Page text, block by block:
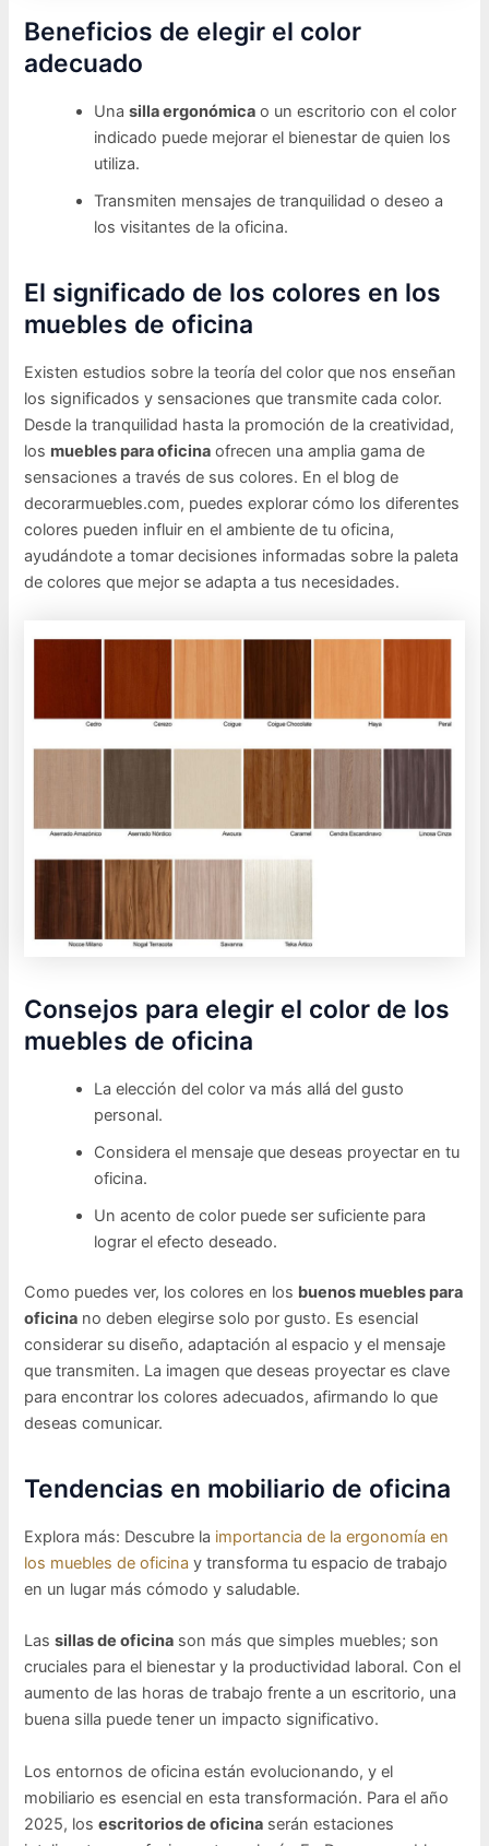
Beneficios de elegir el color
adecuado
Unasilla ergonómica o un escritorio con el color
indicado puede mejorar el bienestar de quien los
utiliza.
Transmiten mensajes de tranquilidad o deseo a
los visitantes de la oficina.
El significado de los colores en los
muebles de oficina
Existen estudios sobre la teoría del color que nos enseñan
los significados y sensaciones que transmite cada color.
Desde la tranquilidad hasta la promoción de la creatividad,
los muebles para oficina ofrecen una amplia gama de
sensaciones a través de sus colores. En el blog de
decorarmuebles.com, puedes explorar cómo los diferentes
colores pueden influir en el ambiente de tu oficina,
ayudándote a tomar decisiones informadas sobre la paleta
de colores que mejor se adapta a tus necesidades.
Consejos para elegir el color de los
muebles de oficina
La elección del color va más allá del gusto
personal.
Considera el mensaje que deseas proyectar en tu
oficina.
Un acento de color puede ser suficiente para
lograr el efecto deseado.
Como puedes ver, los colores en los buenos muebles para
oficina no deben elegirse solo por gusto. Es esencial
considerar su diseño, adaptación al espacio y el mensaje
que transmiten. La imagen que deseas proyectar es clave
para encontrar los colores adecuados, afirmando lo que
deseas comunicar.
Tendencias en mobiliario de oficina
Explora más: Descubre la importancia de la ergonomía en
los muebles de oficina y transforma tu espacio de trabajo
en un lugar más cómodo y saludable.
Lassillas de oficina son más que simples muebles; son
cruciales para el bienestar y la productividad laboral. Con el
aumento de las horas de trabajo frente a un escritorio, una
buena silla puede tener un impacto significativo.
Los entornos de oficina están evolucionando, y el
mobiliario es esencial en esta transformación. Para el año
2025, losescritorios de oficina serán estaciones